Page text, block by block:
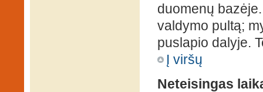
duomenų
valdymo pultą;
puslapio dalyje.
Į viršų
Neteisingas